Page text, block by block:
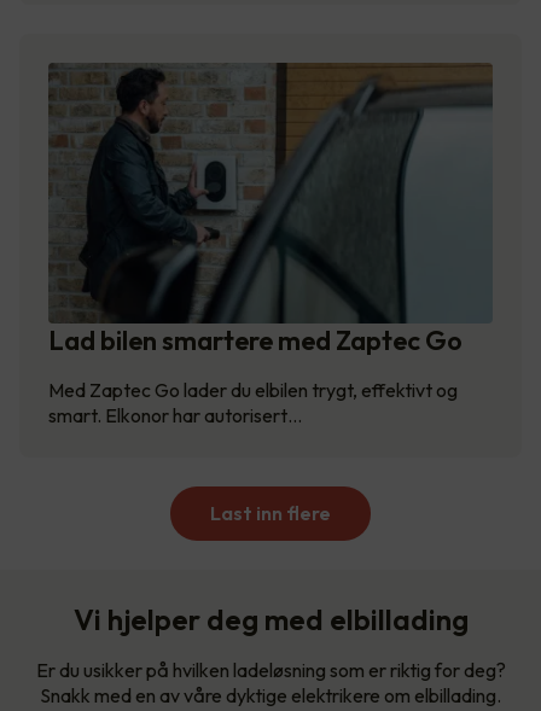
Lad bilen smartere med Zaptec Go
Med Zaptec Go lader du elbilen trygt, effektivt og
smart. Elkonor har autorisert…
Last inn flere
Vi hjelper deg med elbillading
Er du usikker på hvilken ladeløsning som er riktig for deg?
Snakk med en av våre dyktige elektrikere om elbillading.